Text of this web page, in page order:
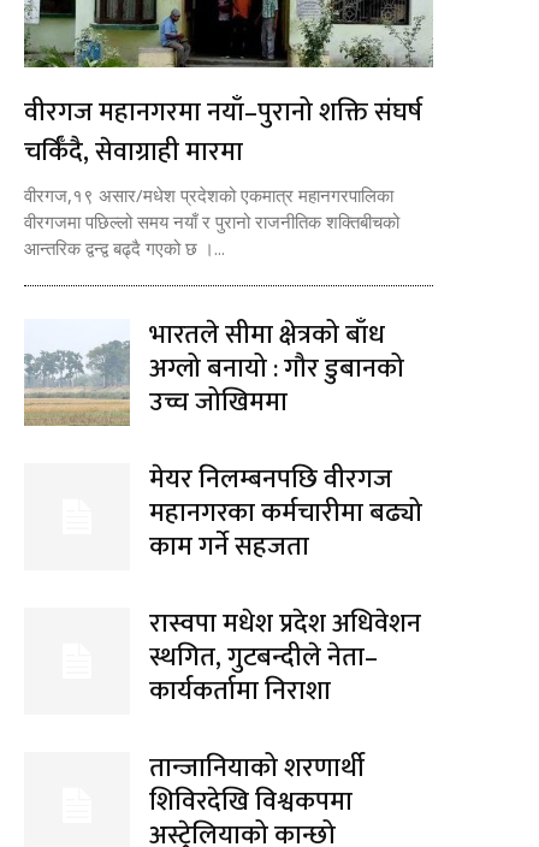
वीरगज महानगरमा नयाँ–पुरानो शक्ति संघर्ष
चर्किँदै, सेवाग्राही मारमा
वीरगज,१९ असार/मधेश प्रदेशको एकमात्र महानगरपालिका
वीरगजमा पछिल्लो समय नयाँ र पुरानो राजनीतिक शक्तिबीचको
आन्तरिक द्वन्द्व बढ्दै गएको छ ।...
भारतले सीमा क्षेत्रको बाँध
अग्लो बनायो : गौर डुबानको
उच्च जोखिममा
मेयर निलम्बनपछि वीरगज
महानगरका कर्मचारीमा बढ्यो
काम गर्ने सहजता
रास्वपा मधेश प्रदेश अधिवेशन
स्थगित, गुटबन्दीले नेता–
कार्यकर्तामा निराशा
तान्जानियाको शरणार्थी
शिविरदेखि विश्वकपमा
अस्ट्रेलियाको कान्छो